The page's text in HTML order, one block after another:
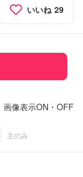
いいね 29
画像表示ON・OFF
主のみ